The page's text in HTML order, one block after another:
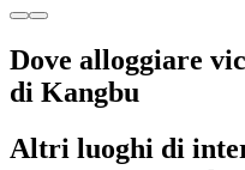
Dove alloggiare
di Kangbu
Altri luoghi di